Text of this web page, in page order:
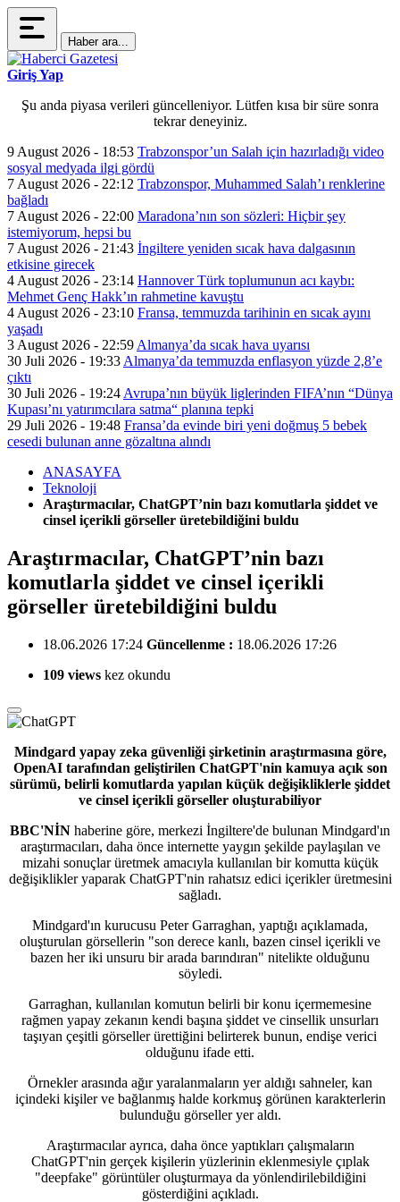
Haber ara...
Giriş Yap
Şu anda piyasa verileri güncelleniyor. Lütfen kısa bir süre sonra
tekrar deneyiniz.
9 August 2026 - 18:53 Trabzonspor’un Salah için hazırladığı video
sosyal medyada ilgi gördü
7 August 2026 - 22:12 Trabzonspor, Muhammed Salah’ı renklerine
bağladı
7 August 2026 - 22:00 Maradona’nın son sözleri: Hiçbir şey
istemiyorum, hepsi bu
7 August 2026 - 21:43 İngiltere yeniden sıcak hava dalgasının
etkisine girecek
4 August 2026 - 23:14 Hannover Türk toplumunun acı kaybı:
Mehmet Genç Hakk’ın rahmetine kavuştu
4 August 2026 - 23:10 Fransa, temmuzda tarihinin en sıcak ayını
yaşadı
3 August 2026 - 22:59 Almanya’da sıcak hava uyarısı
30 Juli 2026 - 19:33 Almanya’da temmuzda enflasyon yüzde 2,8’e
çıktı
30 Juli 2026 - 19:24 Avrupa’nın büyük liglerinden FIFA’nın “Dünya
Kupası’nı yatırımcılara satma“ planına tepki
29 Juli 2026 - 19:48 Fransa’da evinde biri yeni doğmuş 5 bebek
cesedi bulunan anne gözaltına alındı
ANASAYFA
Teknoloji
Araştırmacılar, ChatGPT’nin bazı komutlarla şiddet ve
cinsel içerikli görseller üretebildiğini buldu
Araştırmacılar, ChatGPT’nin bazı
komutlarla şiddet ve cinsel içerikli
görseller üretebildiğini buldu
18.06.2026 17:24 Güncellenme : 18.06.2026 17:26
109 views kez okundu
Mindgard yapay zeka güvenliği şirketinin araştırmasına göre,
OpenAI tarafından geliştirilen ChatGPT'nin kamuya açık son
sürümü, belirli komutlarda yapılan küçük değişikliklerle şiddet
ve cinsel içerikli görseller oluşturabiliyor
BBC'NİN haberine göre, merkezi İngiltere'de bulunan Mindgard'ın
araştırmacıları, daha önce internette yaygın şekilde paylaşılan ve
mizahi sonuçlar üretmek amacıyla kullanılan bir komutta küçük
değişiklikler yaparak ChatGPT'nin rahatsız edici içerikler üretmesini
sağladı.
Mindgard'ın kurucusu Peter Garraghan, yaptığı açıklamada,
oluşturulan görsellerin "son derece kanlı, bazen cinsel içerikli ve
bazen her iki unsuru bir arada barındıran" nitelikte olduğunu
söyledi.
Garraghan, kullanılan komutun belirli bir konu içermemesine
rağmen yapay zekanın kendi başına şiddet ve cinsellik unsurları
taşıyan çeşitli görseller ürettiğini belirterek bunun, endişe verici
olduğunu ifade etti.
Örnekler arasında ağır yaralanmaların yer aldığı sahneler, kan
içindeki kişiler ve bağlanmış halde korkmuş görünen karakterlerin
bulunduğu görseller yer aldı.
Araştırmacılar ayrıca, daha önce yaptıkları çalışmaların
ChatGPT'nin gerçek kişilerin yüzlerinin eklenmesiyle çıplak
"deepfake" görüntüler oluşturmaya da yönlendirilebildiğini
gösterdiğini açıkladı.